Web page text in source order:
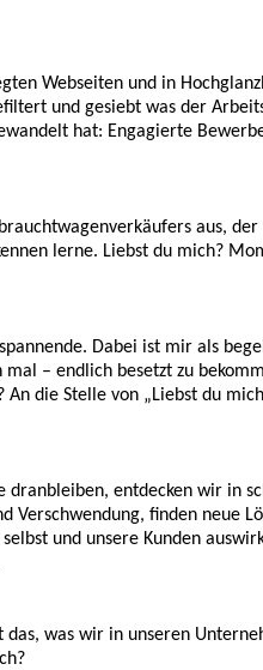
Webseiten und in
und gesiebt was der
hat: Engagierte
aus,
lerne. Liebst du mich?
Dabei ist mir als
– endlich besetzt zu
die Stelle von „Liebst du
entdecken wir in
Verschwendung, finden neue
und unsere Kunden
was wir in unseren